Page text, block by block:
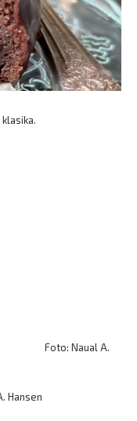
Foto: Naual A.
Hansen